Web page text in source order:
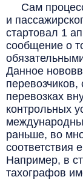
Сам процесс
и
стартовал 1
сообщение о
Данное
перевозках
контрольных
раньше, во
соответствия
Например, в
тахографов